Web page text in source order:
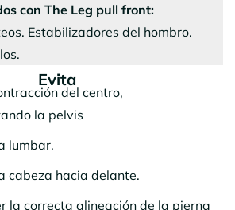
con The Leg pull front:
Estabilizadores del hombro.
Evita
del centro,
la pelvis
lumbar.
cabeza hacia delante.
la correcta alineación de la pierna